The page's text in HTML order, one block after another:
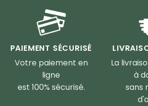
PAIEMENT SÉCURISÉ
Votre paiement en
ligne
est 100% sécurisé.
La
à
sans